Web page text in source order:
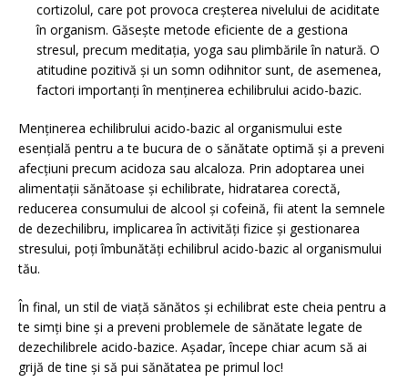
cortizolul, care pot provoca creșterea nivelului de aciditate
în organism. Găsește metode eficiente de a gestiona
stresul, precum meditația, yoga sau plimbările în natură. O
atitudine pozitivă și un somn odihnitor sunt, de asemenea,
factori importanți în menținerea echilibrului acido-bazic.
Menținerea echilibrului acido-bazic al organismului este
esențială pentru a te bucura de o sănătate optimă și a preveni
afecțiuni precum acidoza sau alcaloza. Prin adoptarea unei
alimentații sănătoase și echilibrate, hidratarea corectă,
reducerea consumului de alcool și cofeină, fii atent la semnele
de dezechilibru, implicarea în activități fizice și gestionarea
stresului, poți îmbunătăți echilibrul acido-bazic al organismului
tău.
În final, un stil de viață sănătos și echilibrat este cheia pentru a
te simți bine și a preveni problemele de sănătate legate de
dezechilibrele acido-bazice. Așadar, începe chiar acum să ai
grijă de tine și să pui sănătatea pe primul loc!